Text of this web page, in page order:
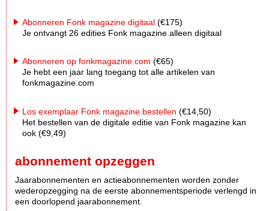
Abonneren Fonk magazine digitaal (€175)
Je ontvangt 26 edities Fonk magazine alleen digitaal
Abonneren op fonkmagazine.com (€65)
Je hebt een jaar lang toegang tot alle artikelen van
fonkmagazine.com
Los exemplaar Fonk magazine bestellen (€14,50)
Het bestellen van de digitale editie van Fonk magazine kan
ook (€9,49)
abonnement opzeggen
Jaarabonnementen en actieabonnementen worden zonder
wederopzegging na de eerste abonnementsperiode verlengd in
een doorlopend jaarabonnement.